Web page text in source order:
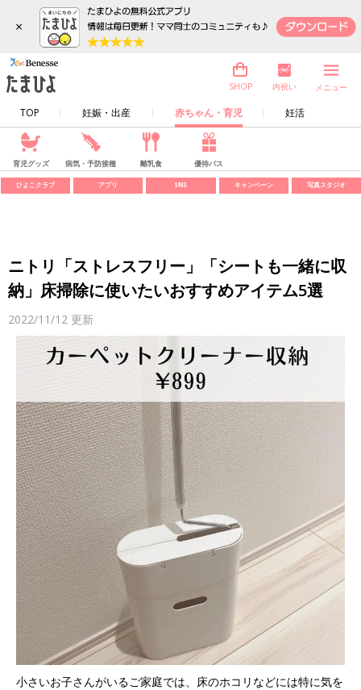
×
TOP 妊娠・出産 赤ちゃん・育児 妊活
SHOP 内祝い メニュー
育児グッズ 病気・予防接種 離乳食 優待パス
ひよこクラブ アプリ SNS キャンペーン 写真スタジオ
ニトリ「ストレスフリー」「シートも一緒に収
納」床掃除に使いたいおすすめアイテム5選
2022/11/12 更新
小さいお子さんがいるご家庭では、床のホコリなどには特に気を